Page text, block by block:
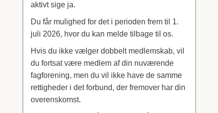
aktivt sige ja.
Du får mulighed for det i perioden frem til 1.
juli 2026, hvor du kan melde tilbage til os.
Hvis du ikke vælger dobbelt medlemskab, vil
du fortsat være medlem af din nuværende
fagforening, men du vil ikke have de samme
rettigheder i det forbund, der fremover har din
overenskomst.